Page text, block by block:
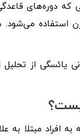
دوره‌های
استفاده
یائسگی از